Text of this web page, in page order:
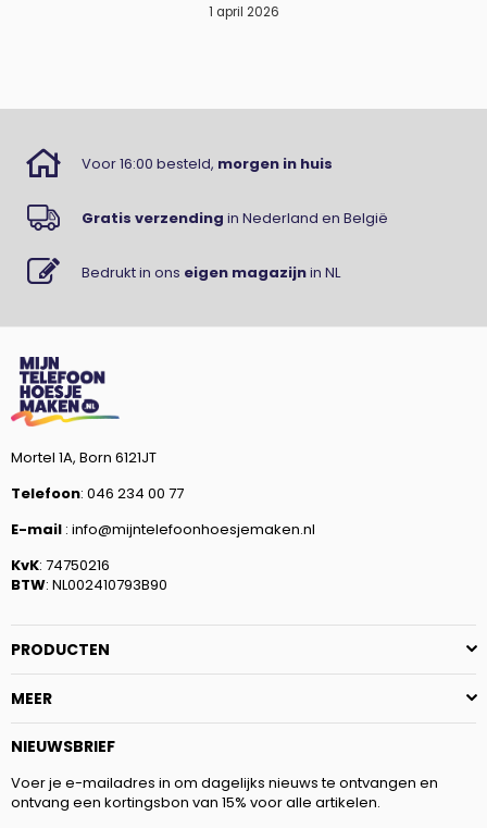
1 april 2026
Voor 16:00 besteld, morgen in huis
Gratis verzending in Nederland en België
Bedrukt in ons eigen magazijnin NL
Mortel 1A, Born 6121JT
Telefoon: 046 234 00 77
E-mail : info@mijntelefoonhoesjemaken.nl
KvK: 74750216
BTW: NL002410793B90
PRODUCTEN
MEER
NIEUWSBRIEF
Voer je e-mailadres in om dagelijks nieuws te ontvangen en
ontvang een kortingsbon van 15% voor alle artikelen.